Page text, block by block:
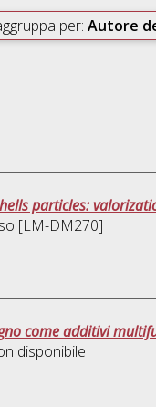
per: Autore
particles:
[LM-DM270]
come additivi
disponibile